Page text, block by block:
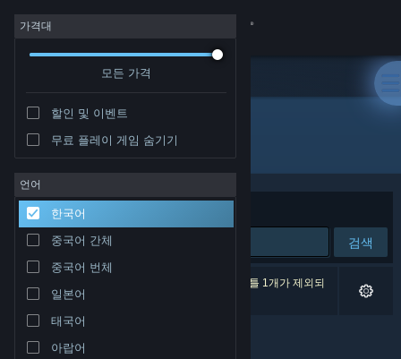
로그인
커뮤니티
정보
지원
언어 변경
Steam 모바일 앱 다운로드
PC 웹사이트 보기
가격대
모든 가격
할인 및 이벤트
무료 플레이 게임 숨기기
언어
한국어
중국어 간체
중국어 번체
일본어
태국어
아랍어
개발자: Pilea Development LLC
정렬 기준 연관성
검색
검색 결과가 0개 있습니다. 환경 설정에 따라 타이틀 1개가 제외되
었습니다.